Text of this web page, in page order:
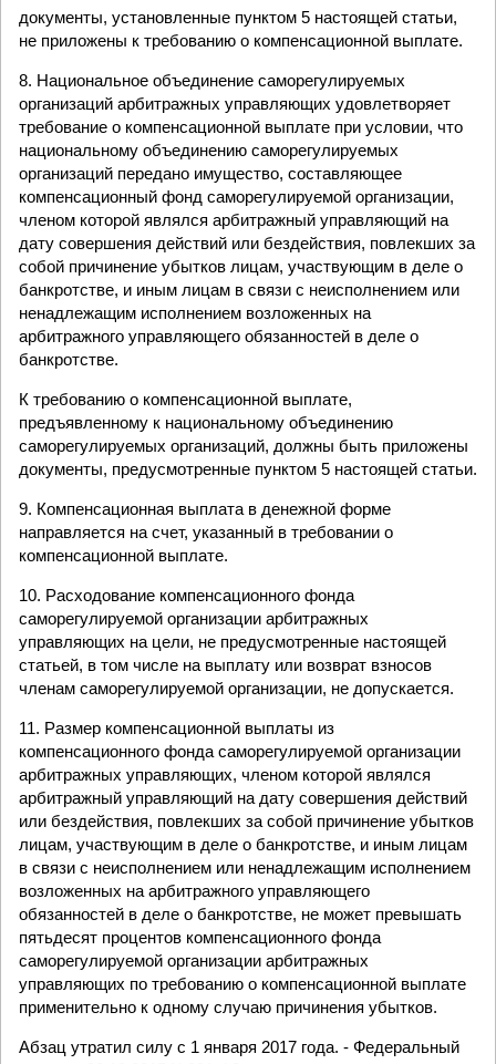
документы, установленные пунктом 5 настоящей статьи,
не приложены к требованию о компенсационной выплате.
8. Национальное объединение саморегулируемых
организаций арбитражных управляющих удовлетворяет
требование о компенсационной выплате при условии, что
национальному объединению саморегулируемых
организаций передано имущество, составляющее
компенсационный фонд саморегулируемой организации,
членом которой являлся арбитражный управляющий на
дату совершения действий или бездействия, повлекших за
собой причинение убытков лицам, участвующим в деле о
банкротстве, и иным лицам в связи с неисполнением или
ненадлежащим исполнением возложенных на
арбитражного управляющего обязанностей в деле о
банкротстве.
К требованию о компенсационной выплате,
предъявленному к национальному объединению
саморегулируемых организаций, должны быть приложены
документы, предусмотренные пунктом 5 настоящей статьи.
9. Компенсационная выплата в денежной форме
направляется на счет, указанный в требовании о
компенсационной выплате.
10. Расходование компенсационного фонда
саморегулируемой организации арбитражных
управляющих на цели, не предусмотренные настоящей
статьей, в том числе на выплату или возврат взносов
членам саморегулируемой организации, не допускается.
11. Размер компенсационной выплаты из
компенсационного фонда саморегулируемой организации
арбитражных управляющих, членом которой являлся
арбитражный управляющий на дату совершения действий
или бездействия, повлекших за собой причинение убытков
лицам, участвующим в деле о банкротстве, и иным лицам
в связи с неисполнением или ненадлежащим исполнением
возложенных на арбитражного управляющего
обязанностей в деле о банкротстве, не может превышать
пятьдесят процентов компенсационного фонда
саморегулируемой организации арбитражных
управляющих по требованию о компенсационной выплате
применительно к одному случаю причинения убытков.
Абзац утратил силу с 1 января 2017 года. - Федеральный